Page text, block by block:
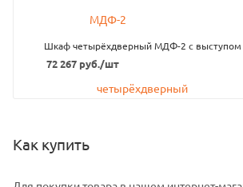
Шкаф четырёхдверный МДФ-2 с выступом
72 267руб./шт
Как купить